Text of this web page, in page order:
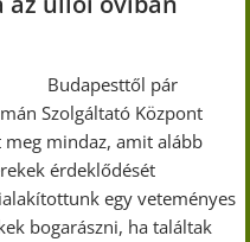
Budapesttől pár
Szolgáltató Központ
meg mindaz, amit alább
érdeklődését
egy veteményes
bogarászni, ha találtak